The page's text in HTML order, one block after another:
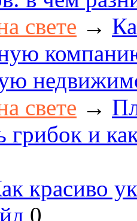
свете →
свете →
грибок и
красиво
0